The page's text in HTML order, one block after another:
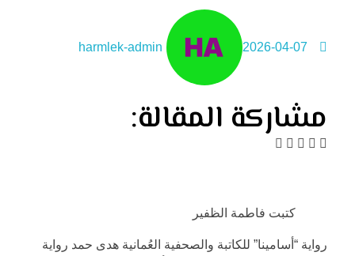
2026-04-07
harmlek-admin
مشاركة المقالة:
كتبت فاطمة الظفير
رواية “أسامينا” للكاتبة والصحفية العُمانية هدى حمد رواية